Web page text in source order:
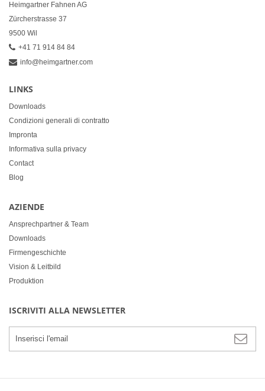
Heimgartner Fahnen AG
Zürcherstrasse 37
9500 Wil
+41 71 914 84 84
info@heimgartner.com
LINKS
Downloads
Condizioni generali di contratto
Impronta
Informativa sulla privacy
Contact
Blog
AZIENDE
Ansprechpartner & Team
Downloads
Firmengeschichte
Vision & Leitbild
Produktion
ISCRIVITI ALLA NEWSLETTER